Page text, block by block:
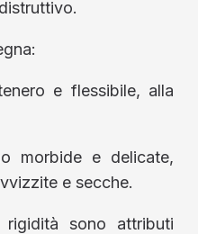
e flessibile, alla
morbide e delicate,
e secche.
sono attributi